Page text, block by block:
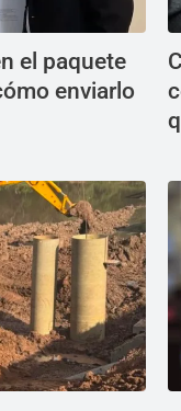
el paquete
enviarlo